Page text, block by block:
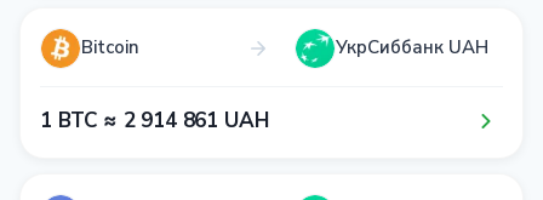
Bitcoin УкрСиббанк UAH
1​ BTC ≈ 2​ 9​1​4​ 8​6​1​ UAH